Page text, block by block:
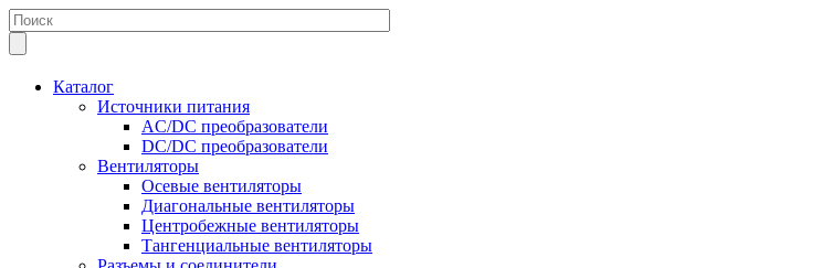
Каталог
Источники питания
AC/DC преобразователи
DC/DC преобразователи
Вентиляторы
Осевые вентиляторы
Диагональные вентиляторы
Центробежные вентиляторы
Тангенциальные вентиляторы